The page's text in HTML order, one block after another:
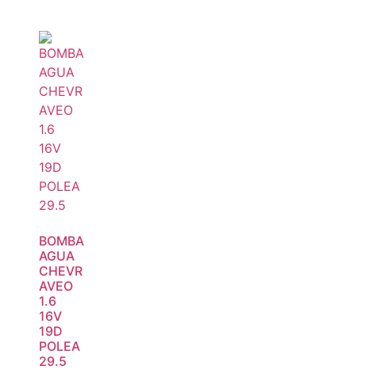
BOMBA
AGUA
CHEVR
AVEO
1.6
16V
19D
POLEA
29.5